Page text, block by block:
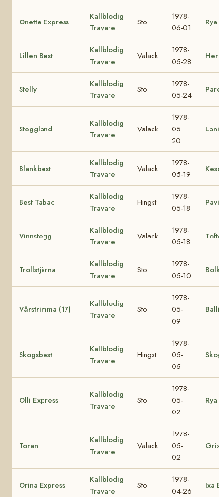
Onette Express
Kallblodig
Travare
Sto
1978-
06-01
Lillen Best
Kallblodig
Travare
Valack
1978-
05-28
Stelly
Kallblodig
Travare
Sto
1978-
05-24
Steggland
Kallblodig
Travare
Valack
1978-
05-
20
Blankbest
Kallblodig
Travare
Valack
1978-
05-19
Best Tabac
Kallblodig
Travare
Hingst
1978-
05-18
Vinnstegg
Kallblodig
Travare
Valack
1978-
05-18
Trollstjärna
Kallblodig
Travare
Sto
1978-
05-10
Vårstrimma (17)
Kallblodig
Travare
Sto
1978-
05-
09
Skogsbest
Kallblodig
Travare
Hingst
1978-
05-
05
Olli Express
Kallblodig
Travare
Sto
1978-
05-
02
Toran
Kallblodig
Travare
Valack
1978-
05-
02
Orina Express
Kallblodig
Travare
Sto
1978-
04-26
Ixa